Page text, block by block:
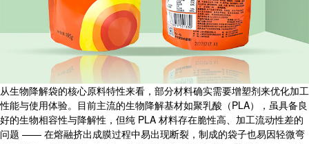
从生物降解袋的核心原料特性来看，部分材料确实需要增塑剂来优化加工
性能与使用体验。目前主流的生物降解基材如聚乳酸（PLA），虽具备良
好的生物相容性与降解性，但纯 PLA 材料存在脆性高、加工流动性差的
问题 —— 在熔融挤出成膜过程中易出现断裂，制成的袋子也易因轻微弯